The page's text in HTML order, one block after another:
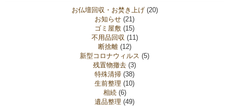
お仏壇回収・お焚き上げ(20)
お知らせ (21)
ゴミ屋敷 (15)
不用品回収 (11)
断捨離(12)
新型コロナウィルス (5)
残置物撤去 (3)
特殊清掃 (38)
生前整理 (10)
相続(6)
遺品整理 (49)